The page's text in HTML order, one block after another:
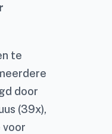
te
door
(39x),
voor